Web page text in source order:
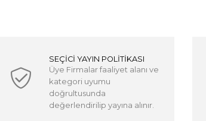
SEÇİCİ YAYIN POLİTİKASI
Üye Firmalar faaliyet alanı ve
kategori uyumu
doğrultusunda
değerlendirilip yayına alınır.